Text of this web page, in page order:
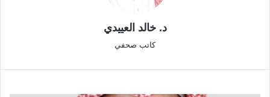
د. خالد العييدي
كاتب صحفي